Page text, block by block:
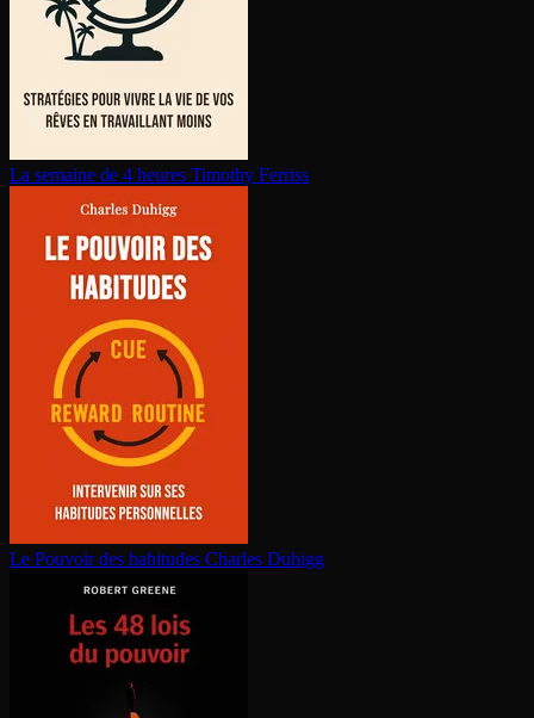
La semaine de 4 heures Timothy Ferriss
Le Pouvoir des habitudes Charles Duhigg